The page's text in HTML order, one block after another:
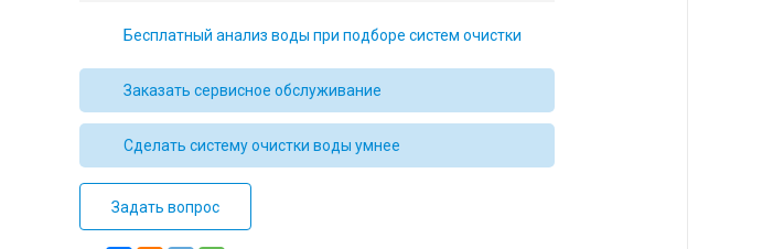
Бесплатный анализ воды при подборе систем очистки
Заказать сервисное обслуживание
Сделать систему очистки воды умнее
Задать вопрос